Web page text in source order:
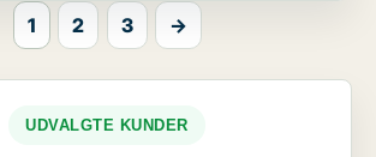
1 2 3 →
UDVALGTE KUNDER